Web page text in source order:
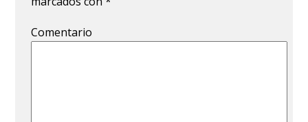
Comentario